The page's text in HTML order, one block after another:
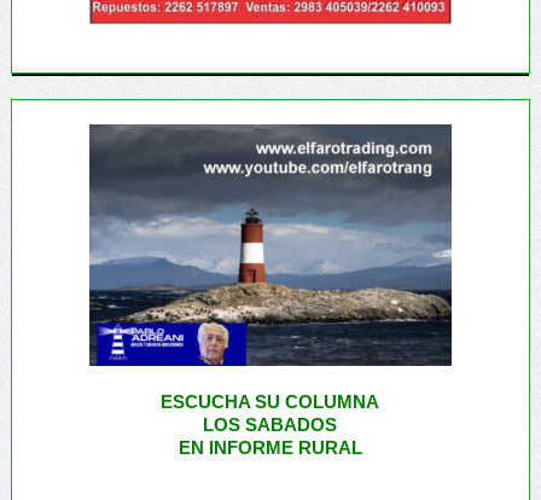
ESCUCHA SU COLUMNA
LOS SABADOS
EN INFORME RURAL